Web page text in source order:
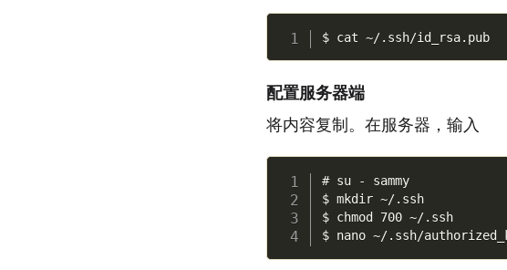
配置服务器端
将内容复制。在服务器，输入
# su - sammy
$ mkdir ~/.ssh
$ chmod 700 ~/.ssh